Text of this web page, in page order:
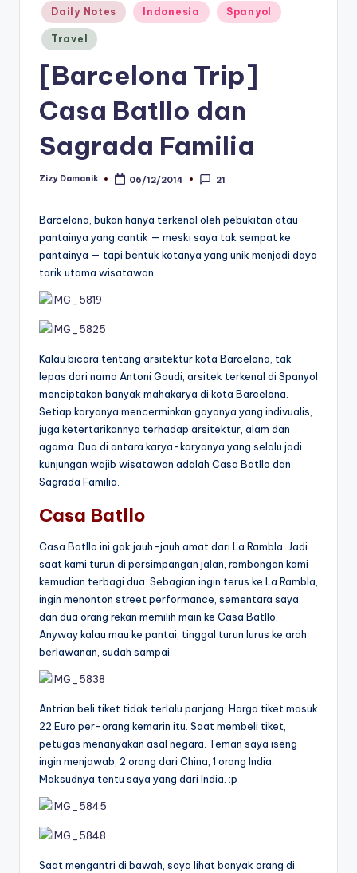
Posted
in
Daily Notes Indonesia Spanyol
Travel
[Barcelona Trip]
Casa Batllo dan
Sagrada Familia
Posted
Zizy Damanik 06/12/2014 21
Barcelona, bukan hanya terkenal oleh pebukitan atau
pantainya yang cantik — meski saya tak sempat ke
pantainya — tapi bentuk kotanya yang unik menjadi daya
tarik utama wisatawan.
Kalau bicara tentang arsitektur kota Barcelona, tak
lepas dari nama Antoni Gaudi, arsitek terkenal di Spanyol
menciptakan banyak mahakarya di kota Barcelona.
Setiap karyanya mencerminkan gayanya yang indivualis,
juga ketertarikannya terhadap arsitektur, alam dan
agama. Dua di antara karya-karyanya yang selalu jadi
kunjungan wajib wisatawan adalah Casa Batllo dan
Sagrada Familia.
Casa Batllo
Casa Batllo ini gak jauh-jauh amat dari La Rambla. Jadi
saat kami turun di persimpangan jalan, rombongan kami
kemudian terbagi dua. Sebagian ingin terus ke La Rambla,
ingin menonton street performance, sementara saya
dan dua orang rekan memilih main ke Casa Batllo.
Anyway kalau mau ke pantai, tinggal turun lurus ke arah
berlawanan, sudah sampai.
Antrian beli tiket tidak terlalu panjang. Harga tiket masuk
22 Euro per-orang kemarin itu. Saat membeli tiket,
petugas menanyakan asal negara. Teman saya iseng
ingin menjawab, 2 orang dari China, 1 orang India.
Maksudnya tentu saya yang dari India. :p
Saat mengantri di bawah, saya lihat banyak orang di